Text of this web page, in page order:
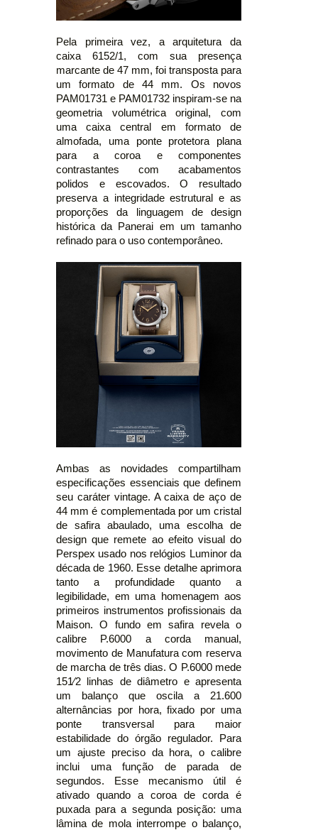
Pela primeira vez, a arquitetura da
caixa 6152/1, com sua presença
marcante de 47 mm, foi transposta para
um formato de 44 mm. Os novos
PAM01731 e PAM01732 inspiram-se na
geometria volumétrica original, com
uma caixa central em formato de
almofada, uma ponte protetora plana
para a coroa e componentes
contrastantes com acabamentos
polidos e escovados. O resultado
preserva a integridade estrutural e as
proporções da linguagem de design
histórica da Panerai em um tamanho
refinado para o uso contemporâneo.
Ambas as novidades compartilham
especificações essenciais que definem
seu caráter vintage. A caixa de aço de
44 mm é complementada por um cristal
de safira abaulado, uma escolha de
design que remete ao efeito visual do
Perspex usado nos relógios Luminor da
década de 1960. Esse detalhe aprimora
tanto a profundidade quanto a
legibilidade, em uma homenagem aos
primeiros instrumentos profissionais da
Maison. O fundo em safira revela o
calibre P.6000 a corda manual,
movimento de Manufatura com reserva
de marcha de três dias. O P.6000 mede
151⁄2 linhas de diâmetro e apresenta
um balanço que oscila a 21.600
alternâncias por hora, fixado por uma
ponte transversal para maior
estabilidade do órgão regulador. Para
um ajuste preciso da hora, o calibre
inclui uma função de parada de
segundos. Esse mecanismo útil é
ativado quando a coroa de corda é
puxada para a segunda posição: uma
lâmina de mola interrompe o balanço,